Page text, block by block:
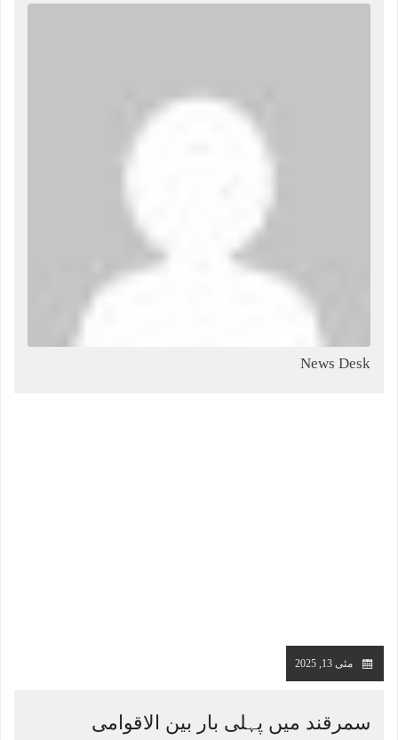
News Desk
مئی 13, 2025
سمرقند میں پہلی بار بین الاقوامی